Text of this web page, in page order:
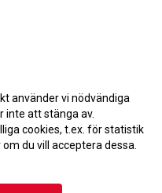
använder vi nödvändiga
inte att stänga av.
cookies, t.ex. för statistik
du vill acceptera dessa.